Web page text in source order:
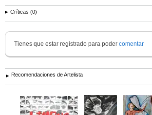
Críticas (0)
Tienes que estar registrado para poder comentar
Recomendaciones de Artelista